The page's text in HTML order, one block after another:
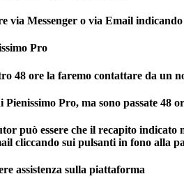
via Messenger o via Email
Pro
48 ore la faremo contattare da un
Pro, ma sono passate 48
può essere che il recapito
cliccando sui pulsanti in fono alla
assistenza sulla piattaforma